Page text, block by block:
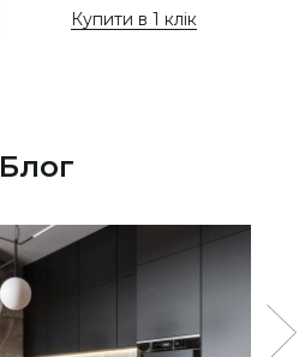
Купити в 1 клік
Блог